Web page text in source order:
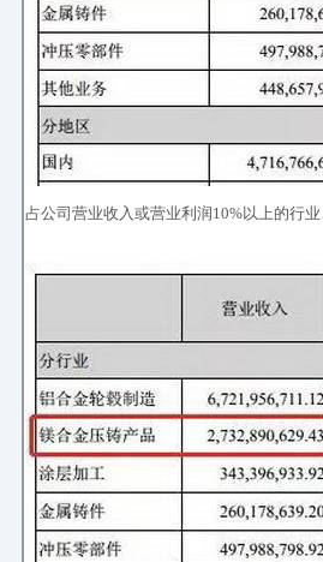
占公司营业收入或营业利润10%以上的行